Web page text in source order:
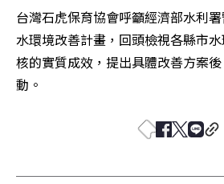
台灣石虎保育協會呼籲經濟部水利
水環境改善計畫，回頭檢視各縣市
核的實質成效，提出具體改善方案
動。